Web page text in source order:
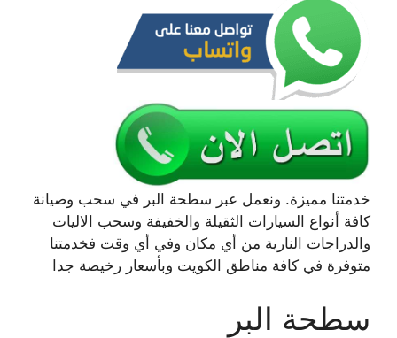
خدمتنا مميزة. ونعمل عبر سطحة البر في سحب وصيانة
كافة أنواع السيارات الثقيلة والخفيفة وسحب الاليات
والدراجات النارية من أي مكان وفي أي وقت فخدمتنا
متوفرة في كافة مناطق الكويت وبأسعار رخيصة جدا
سطحة البر